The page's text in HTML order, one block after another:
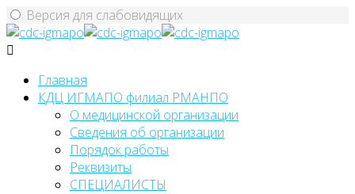
Версия для слабовидящих
Главная
КДЦ ИГМАПО филиал РМАНПО
О медицинской организации
Сведения об организации
Порядок работы
Реквизиты
СПЕЦИАЛИСТЫ